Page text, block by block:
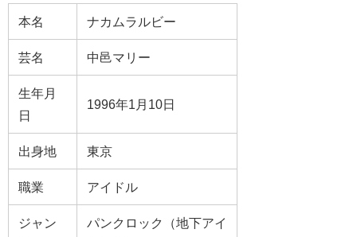
本名 ナカムラルビー
芸名 中邑マリー
生年月
日
1996年1月10日
出身地 東京
職業 アイドル
ジャン
パンクロック（地下アイ